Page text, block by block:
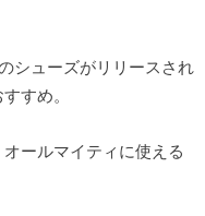
シューズがリリースされ
すめ。
ールマイティに使える